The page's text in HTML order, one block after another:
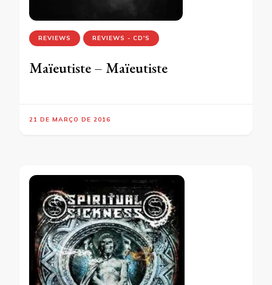
REVIEWS REVIEWS - CD'S
Maïeutiste – Maïeutiste
21 DE MARÇO DE 2016